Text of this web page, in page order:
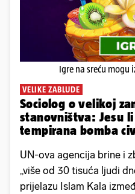
Igre na sreću mogu
VELIKE ZABLUDE
Sociolog o velikoj
stanovništva: Jesu
tempirana bomba
UN-ova agencija brine i
„više od 30 tisuća ljudi
prijelazu Islam Kala